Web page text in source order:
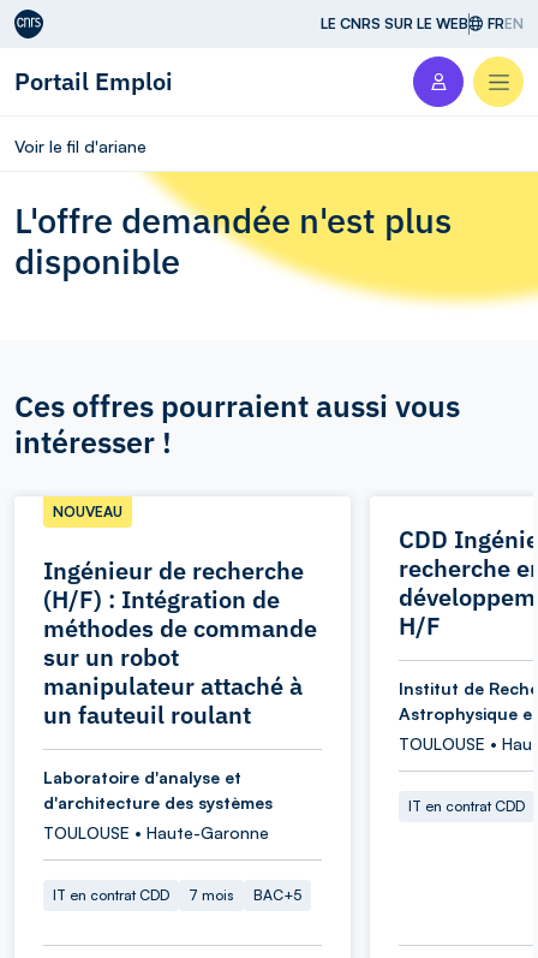
Aller au contenu LE CNRS SUR LE WEB FREN
Portail Emploi
Voir le fil d'ariane
L'offre demandée n'est plus
disponible
Ces offres pourraient aussi vous
intéresser !
Ingénieur de recherche
(H/F) : Intégration de
méthodes de commande
sur un robot
manipulateur attaché à
un fauteuil roulant
NOUVEAU
Laboratoire d'analyse et
d'architecture des systèmes
TOULOUSE • Haute-Garonne
IT en contrat CDD 7 mois BAC+5
CDD
recherche
H/F
Institut de
Astrophysique
TOULOUSE •
IT en contrat CDD